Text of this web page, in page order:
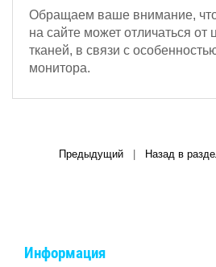
Обращаем ваше внимание,
на сайте может отличаться от
тканей, в связи с
монитора.
Предыдущий| Назад в
Информация